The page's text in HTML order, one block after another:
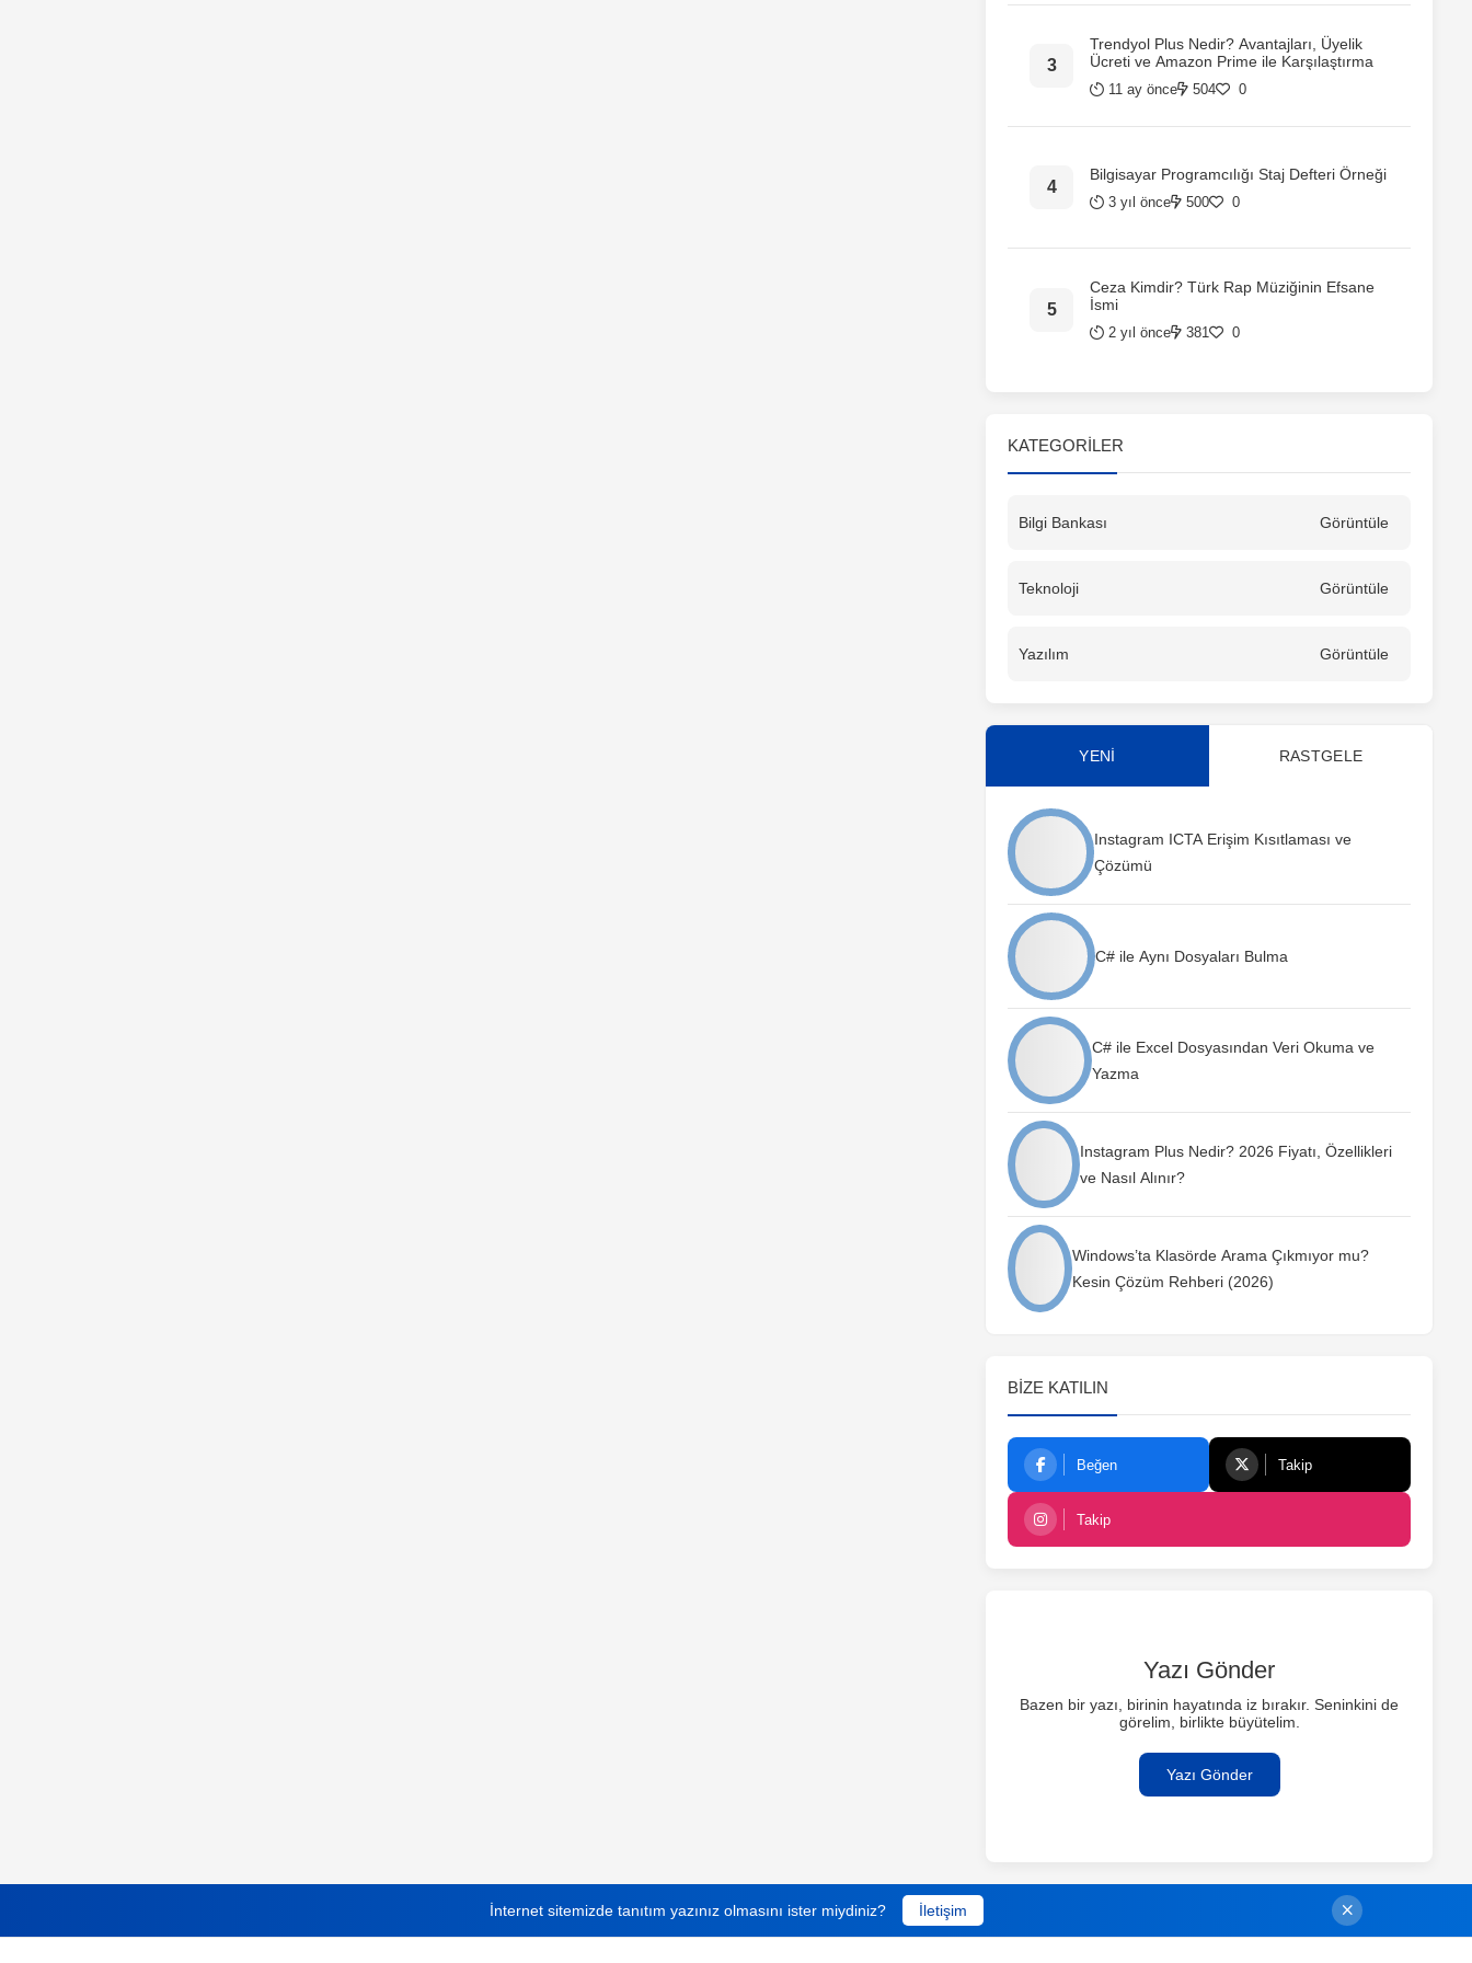
Trendyol Plus Nedir? Avantajları, Üyelik
Ücreti ve Amazon Prime ile Karşılaştırma
11 ay önce 504 0
Bilgisayar Programcılığı Staj Defteri Örneği
3 yıl önce 500 0
Ceza Kimdir? Türk Rap Müziğinin Efsane
İsmi
2 yıl önce 381 0
KATEGORILER
Bilgi Bankası Görüntüle
Teknoloji Görüntüle
Yazılım Görüntüle
YENİ RASTGELE
Instagram ICTA Erişim Kısıtlaması ve
Çözümü
C# ile Aynı Dosyaları Bulma
C# ile Excel Dosyasından Veri Okuma ve
Yazma
Instagram Plus Nedir? 2026 Fiyatı, Özellikleri
ve Nasıl Alınır?
Windows’ta Klasörde Arama Çıkmıyor mu?
Kesin Çözüm Rehberi (2026)
BIZE KATILIN
Beğen Takip
Takip
Yazı Gönder
Bazen bir yazı, birinin hayatında iz bırakır. Seninkini de
görelim, birlikte büyütelim.
Yazı Gönder
İnternet sitemizde tanıtım yazınız olmasını ister miydiniz? İletişim